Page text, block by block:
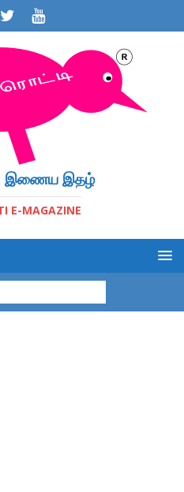
இணைய இதழ்
E-MAGAZINE